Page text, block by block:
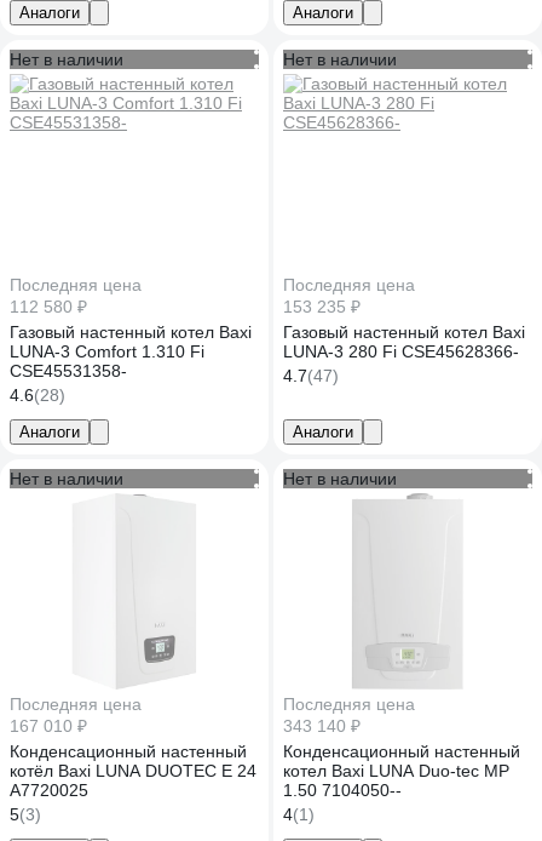
Аналоги Аналоги
Нет в наличии
Последняя цена
112 580 ₽
Газовый настенный котел Baxi
LUNA-3 Comfort 1.310 Fi
CSE45531358-
4.6(28)
Аналоги
Нет в наличии
Последняя цена
153 235 ₽
Газовый настенный котел Baxi
LUNA-3 280 Fi CSE45628366-
4.7(47)
Аналоги
Нет в наличии
Последняя цена
167 010 ₽
Конденсационный настенный
котёл Baxi LUNA DUOTEC E 24
A7720025
5(3)
Нет в наличии
Последняя цена
343 140 ₽
Конденсационный настенный
котел Baxi LUNA Duo-tec MP
1.50 7104050--
4(1)